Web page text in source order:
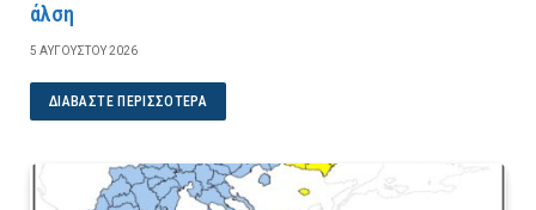
άλση
5 ΑΥΓΟΎΣΤΟΥ 2026
ΔΙΑΒΆΣΤΕ ΠΕΡΙΣΣΌΤΕΡΑ